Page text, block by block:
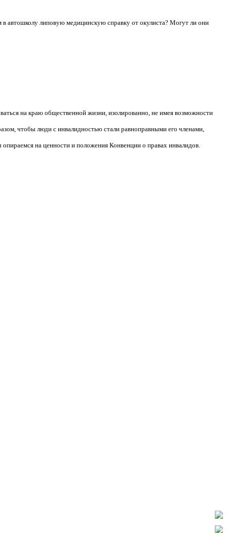
автошколу липовую медицинскую справку от окулиста? Могут ли они
на краю общественной жизни, изолированно, не имея возможности
чтобы люди с инвалидностью стали равноправными его членами,
на ценности и положения Конвенции о правах инвалидов.